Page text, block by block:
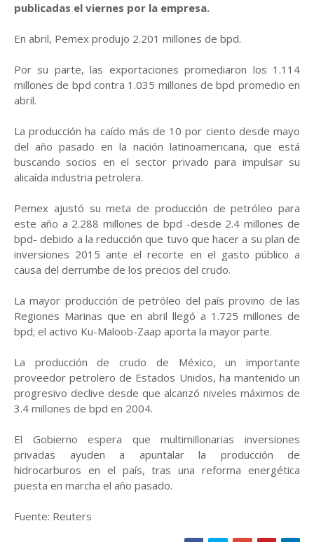
publicadas el viernes por la empresa.
En abril, Pemex produjo 2.201 millones de bpd.
Por su parte, las exportaciones promediaron los 1.114
millones de bpd contra 1.035 millones de bpd promedio en
abril.
La producción ha caído más de 10 por ciento desde mayo
del año pasado en la nación latinoamericana, que está
buscando socios en el sector privado para impulsar su
alicaída industria petrolera.
Pemex ajustó su meta de producción de petróleo para
este año a 2.288 millones de bpd -desde 2.4 millones de
bpd- debido a la reducción que tuvo que hacer a su plan de
inversiones 2015 ante el recorte en el gasto público a
causa del derrumbe de los precios del crudo.
La mayor producción de petróleo del país provino de las
Regiones Marinas que en abril llegó a 1.725 millones de
bpd; el activo Ku-Maloob-Zaap aporta la mayor parte.
La producción de crudo de México, un importante
proveedor petrolero de Estados Unidos, ha mantenido un
progresivo declive desde que alcanzó niveles máximos de
3.4 millones de bpd en 2004.
El Gobierno espera que multimillonarias inversiones
privadas ayuden a apuntalar la producción de
hidrocarburos en el país, tras una reforma energética
puesta en marcha el año pasado.
Fuente: Reuters